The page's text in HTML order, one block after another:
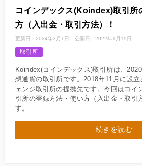
コインデックス(Koindex)取引所
方（入出金・取引方法）！
更新日： 2024年3月1日 公開日： 2022年1月19日
取引所
Koindex(コインデックス)取引所は、
想通貨の取引所です。2018年11月に設
ェンジ取引所の提携先です。今回はコイ
引所の登録方法・使い方（入出金・取引
す。
続きを読む